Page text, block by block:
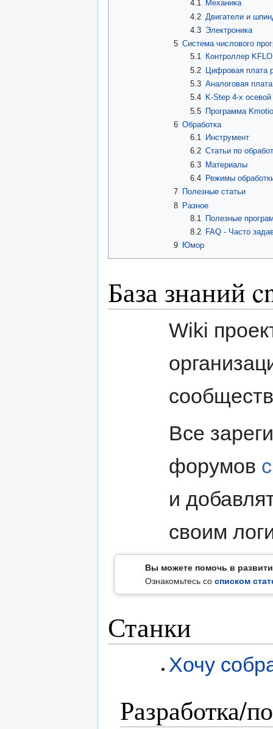
4.1
Механика
4.2 Двигатели и
4.3 Электроника
5 Система числового
5.1
Контроллер
5.2 Цифровая плата
5.3 Аналоговая
5.4
K-Step 4-х
5.5 Программа
6 Обработка
6.1
Инструмент
6.2 Статьи по
6.3 Материалы
6.4
Режимы
7 Полезные статьи
8 Разное
8.1
Полезные
8.2
FAQ - Часто
9 Юмор
База знаний
Wiki
Все
форумов
и
своим
Вы можете помочь в
Ознакомьтесь со cписком
Станки
Хочу
Разработка/